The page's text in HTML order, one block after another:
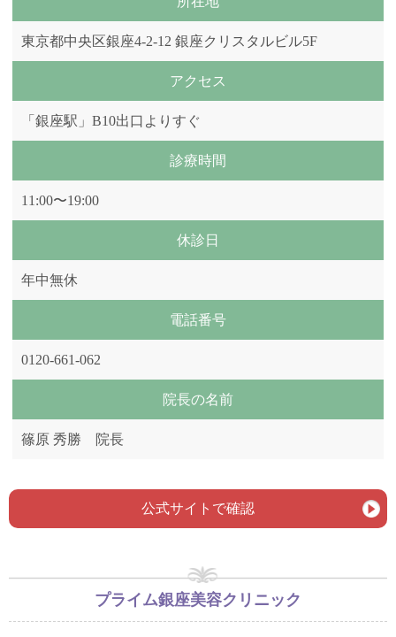
東京都中央区銀座4-2-12 銀座クリスタルビル5F
アクセス
「銀座駅」B10出口よりすぐ
診療時間
11:00〜19:00
休診日
年中無休
電話番号
0120-661-062
院長の名前
篠原 秀勝 院長
公式サイトで確認
プライム銀座美容クリニック